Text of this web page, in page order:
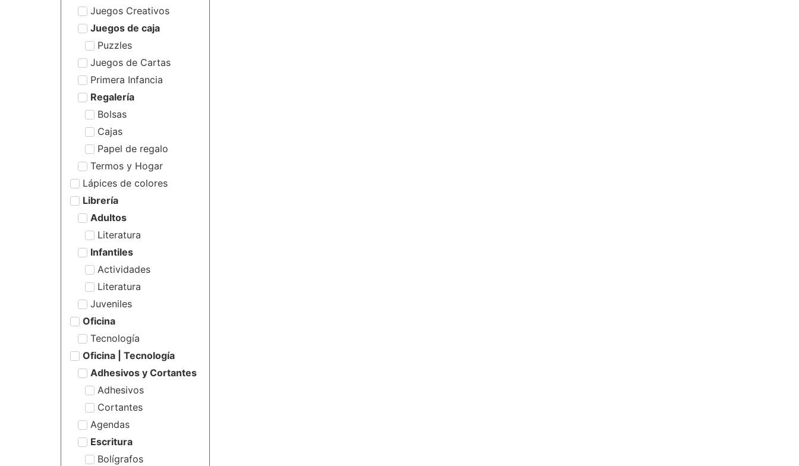
Juegos Creativos
Juegos de caja
Puzzles
Juegos de Cartas
Primera Infancia
Regalería
Bolsas
Cajas
Papel de regalo
Termos y Hogar
Lápices de colores
Librería
Adultos
Literatura
Infantiles
Actividades
Literatura
Juveniles
Oficina
Tecnología
Oficina | Tecnología
Adhesivos y Cortantes
Adhesivos
Cortantes
Agendas
Escritura
Bolígrafos